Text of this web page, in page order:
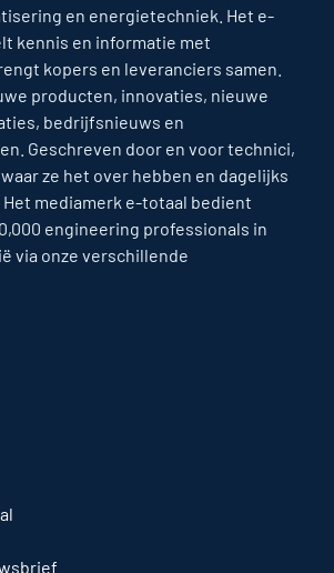
en energietechniek. Het e-
kennis en informatie met
kopers en leveranciers samen.
producten, innovaties, nieuwe
bedrijfsnieuws en
Geschreven door en voor technici,
ze het over hebben en dagelijks
mediamerk e-totaal bedient
engineering professionals in
via onze verschillende